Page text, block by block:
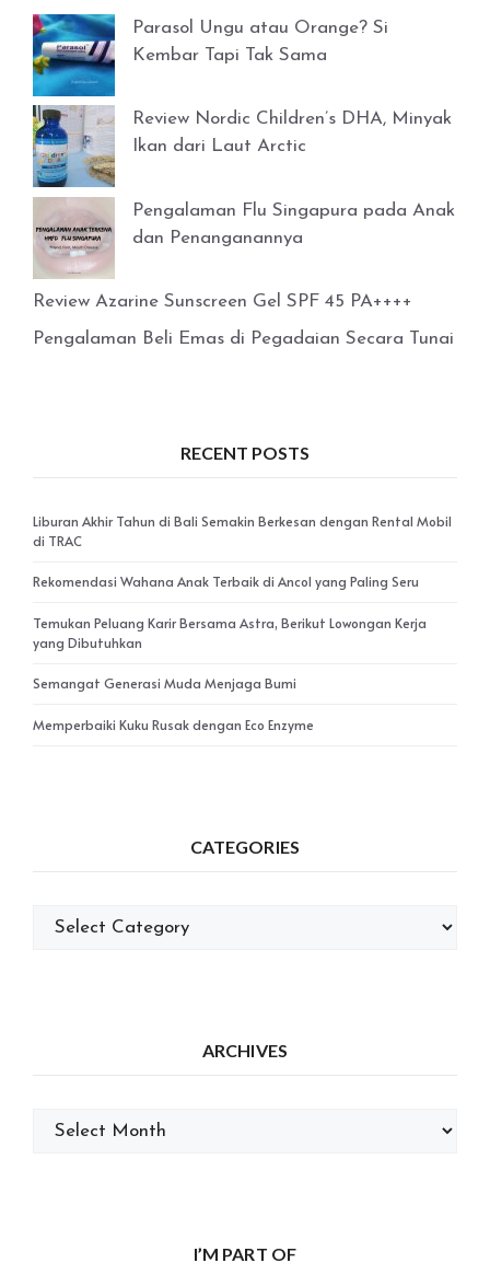
Parasol Ungu atau Orange? Si
Kembar Tapi Tak Sama
Review Nordic Children’s DHA, Minyak
Ikan dari Laut Arctic
Pengalaman Flu Singapura pada Anak
dan Penanganannya
Review Azarine Sunscreen Gel SPF 45 PA++++
Pengalaman Beli Emas di Pegadaian Secara Tunai
RECENT POSTS
Liburan Akhir Tahun di Bali Semakin Berkesan dengan Rental Mobil
di TRAC
Rekomendasi Wahana Anak Terbaik di Ancol yang Paling Seru
Temukan Peluang Karir Bersama Astra, Berikut Lowongan Kerja
yang Dibutuhkan
Semangat Generasi Muda Menjaga Bumi
Memperbaiki Kuku Rusak dengan Eco Enzyme
CATEGORIES
Categories
ARCHIVES
Archives
I’M PART OF